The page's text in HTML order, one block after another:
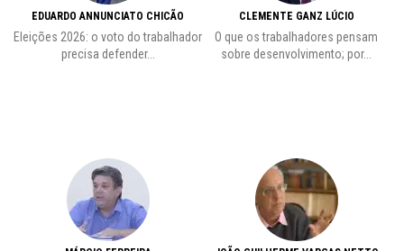
EDUARDO ANNUNCIATO CHICÃO
Eleições 2026: o voto do trabalhador
precisa defender...
CLEMENTE GANZ LÚCIO
O que os trabalhadores pensam
sobre desenvolvimento; por...